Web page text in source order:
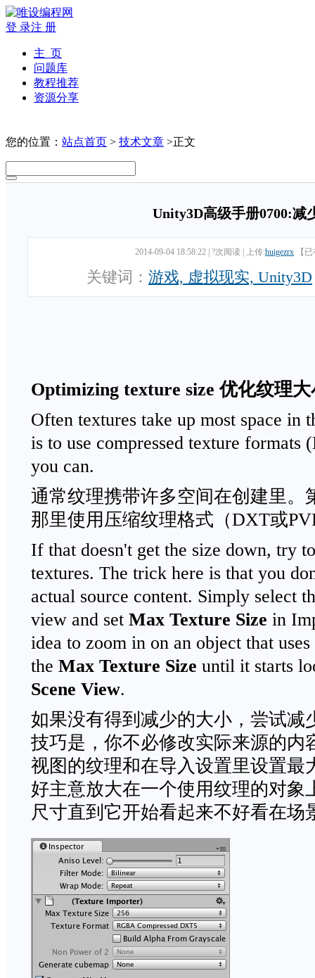
登 录注 册
主 页
问题库
教程推荐
资源分享
您的位置： 站点首页 > 技术文章 >正文
Unity3D高级手册0700:减
2014-09-04 18:58:22 ?次阅读 上传:huigezrx 【
关键词： 游戏, 虚拟现实, Unity3D
Optimizing texture size优化纹理大
Often textures take up most space in
is to use compressed texture
you can.
通常纹理携带许多空间在创建里。
那里使用压缩纹理格式（DXT或
If that doesn't get the size down, try
textures. The trick here is that you
actual source content. Simply select
view and set Max Texture Size in
idea to zoom in on an object that
the Max Texture Size until it starts
Scene View.
如果没有得到减少的大小，尝试减
技巧是，你不必修改实际来源的内
视图的纹理和在导入设置里设置最
好主意放大在一个使用纹理的对象
尺寸直到它开始看起来不好看在场